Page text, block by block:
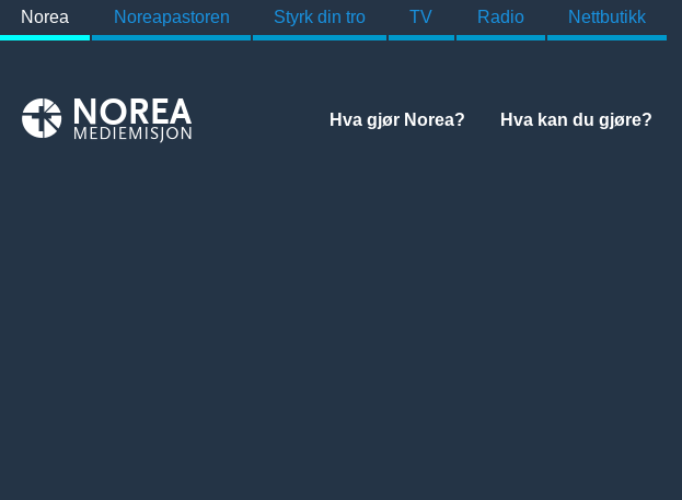
Norea Noreapastoren Styrk din tro TV Radio Nettbutikk
Hva gjør Norea? Hva kan du gjøre?